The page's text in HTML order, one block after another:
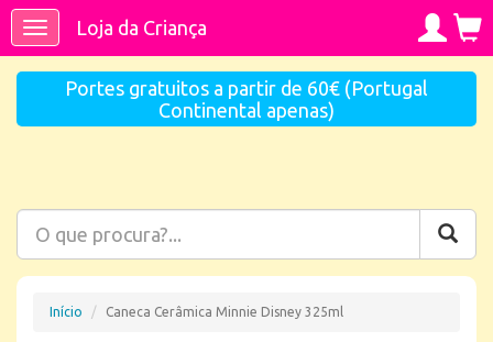
ToggleLoja da Criança
Portes gratuitos a partir de 60€ (Portugal
Continental apenas)
Início Caneca Cerâmica Minnie Disney 325ml